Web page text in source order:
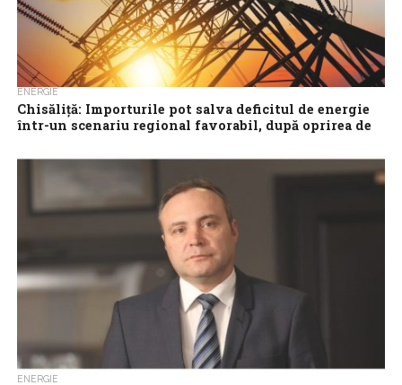
ENERGIE
Chisăliță: Importurile pot salva deficitul de energie
într-un scenariu regional favorabil, după oprirea de
După ce România rămâne de joi fără energie nucleară, iar
salvarea ar putea veni de la importuri care pot acoperi deficitul,
ENERGIE